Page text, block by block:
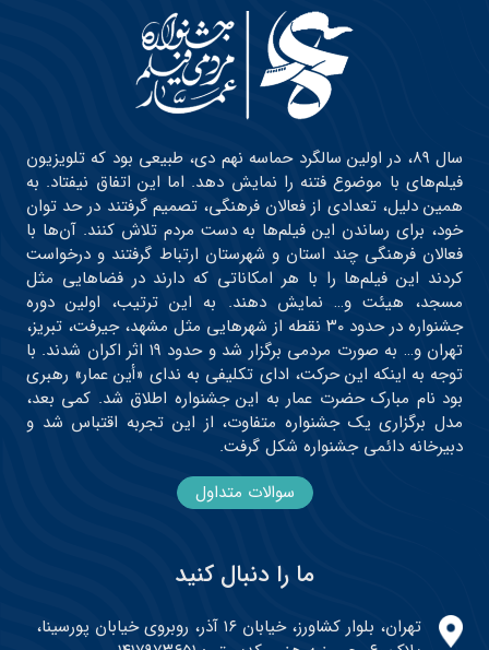
سال ۸۹، در اولین سالگرد حماسه نهم دی، طبیعی بود که تلویزیون
فیلم‌های با موضوع فتنه را نمایش دهد. اما این اتفاق نیفتاد. به
همین دلیل، تعدادی از فعالان فرهنگی، تصمیم گرفتند در حد توان
خود، برای رساندن این فیلم‌ها به دست مردم تلاش کنند. آن‌ها با
فعالان فرهنگی چند استان و شهرستان ارتباط گرفتند و درخواست
کردند این فیلم‌ها را با هر امکاناتی که دارند در فضاهایی مثل
مسجد، هیئت و… نمایش دهند. به این ترتیب، اولین دوره
جشنواره در حدود ۳۰ نقطه از شهرهایی مثل مشهد، جیرفت، تبریز،
تهران و… به صورت مردمی برگزار شد و حدود ۱۹ اثر اکران شدند. با
توجه به اینکه این حرکت، ادای تکلیفی به ندای «أین عمار» رهبری
بود نام مبارک حضرت عمار به این جشنواره اطلاق شد. کمی بعد،
مدل برگزاری یک جشنواره متفاوت، از این تجربه اقتباس شد و
دبیرخانه دائمی جشنواره شکل گرفت.
سوالات متداول
ما را دنبال کنید
تهران، بلوار کشاورز، خیابان ۱۶ آذر، روبروی خیابان پورسینا،